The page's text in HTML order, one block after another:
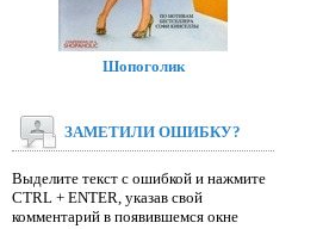
Шопоголик
ЗАМЕТИЛИ ОШИБКУ?
Выделите текст с ошибкой и нажмите
CTRL + ENTER, указав свой
комментарий в появившемся окне